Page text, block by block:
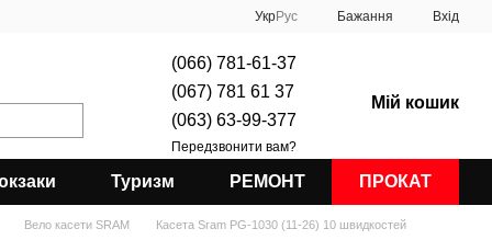
УкрРус Бажання Вхід
(066) 781-61-37
(067) 781 61 37
(063) 63-99-377
Передзвонити вам?
Мій кошик
Туризм РЕМОНТ ПРОКАТ
Вело касети SRAM Касета Sram PG-1030 (11-26) 10 швидкостей